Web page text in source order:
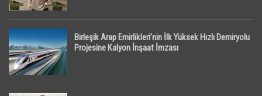
Birleşik Arap Emirlikleri’nin İlk Yüksek Hızlı Demiryolu
Projesine Kalyon İnşaat İmzası